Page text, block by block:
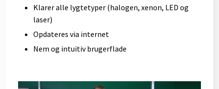
Klarer alle lygtetyper (halogen, xenon, LED og
laser)
Opdateres via internet
Nem og intuitiv brugerflade